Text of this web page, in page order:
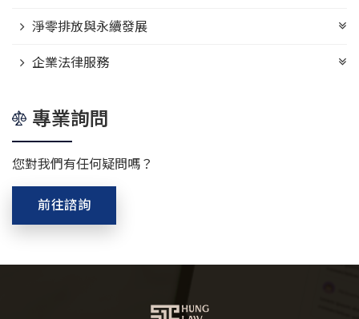
淨零排放與永續發展
企業法律服務
專業詢問
您對我們有任何疑問嗎？
前往諮詢